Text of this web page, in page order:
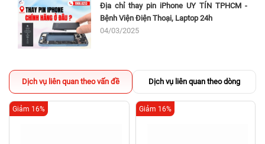
Địa chỉ thay pin iPhone UY TÍN TPHCM -
Bệnh Viện Điện Thoại, Laptop 24h
04/03/2025
Dịch vụ liên quan theo vấn đề Dịch vụ liên quan theo dòng
Giảm 16% Giảm 16%